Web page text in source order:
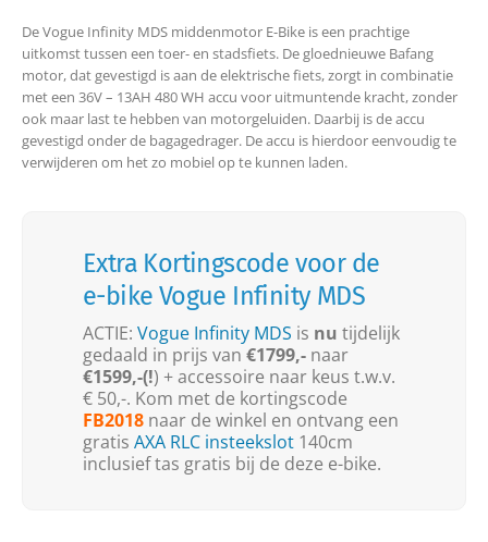
De Vogue Infinity MDS middenmotor E-Bike is een prachtige
uitkomst tussen een toer- en stadsfiets. De gloednieuwe Bafang
motor, dat gevestigd is aan de elektrische fiets, zorgt in combinatie
met een 36V – 13AH 480 WH accu voor uitmuntende kracht, zonder
ook maar last te hebben van motorgeluiden. Daarbij is de accu
gevestigd onder de bagagedrager. De accu is hierdoor eenvoudig te
verwijderen om het zo mobiel op te kunnen laden.
Extra Kortingscode voor de
e-bike Vogue Infinity MDS
ACTIE: Vogue Infinity MDS is nu tijdelijk
gedaald in prijs van €1799,- naar
€1599,-(!) + accessoire naar keus t.w.v.
€ 50,-. Kom met de kortingscode
FB2018 naar de winkel en ontvang een
gratis AXA RLC insteekslot 140cm
inclusief tas gratis bij de deze e-bike.